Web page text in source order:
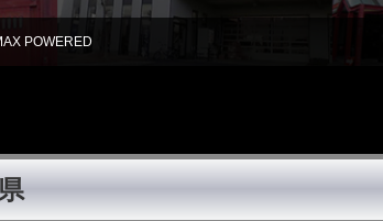
POWERED